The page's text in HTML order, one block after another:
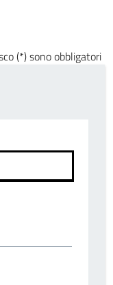
(*) sono obbligatori